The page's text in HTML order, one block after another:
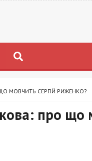
МОВЧИТЬ СЕРГІЙ РИЖЕНКО?
про що